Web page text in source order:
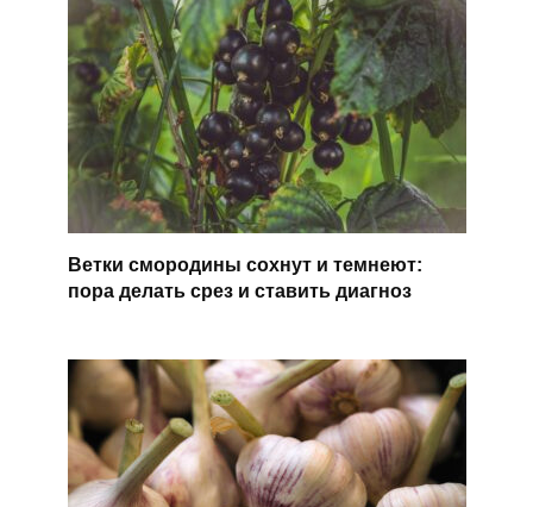
Ветки смородины сохнут и темнеют:
пора делать срез и ставить диагноз